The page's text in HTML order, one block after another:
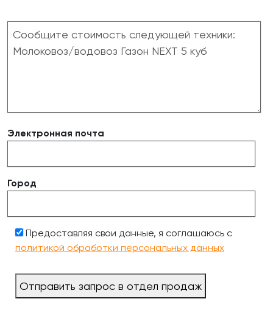
Электронная почта
Город
Предоставляя свои данные, я соглашаюсь с
политикой обработки персональных данных
Отправить запрос в отдел продаж